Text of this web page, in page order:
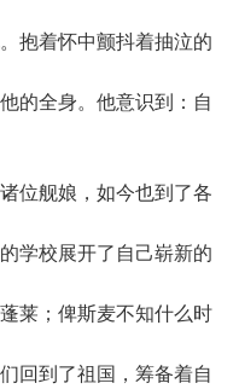
抱着怀中颤抖着抽泣的
的全身。他意识到：自
舰娘，如今也到了各
学校展开了自己崭新的
莱；俾斯麦不知什么时
回到了祖国，筹备着自